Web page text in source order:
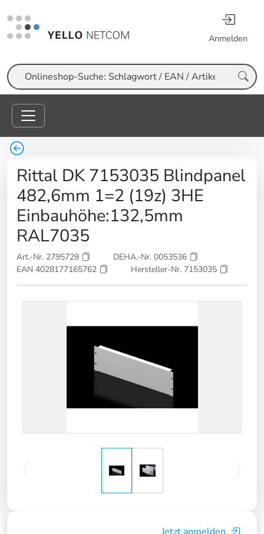
Anmelden
Suche
Rittal DK 7153035 Blindpanel
482,6mm 1=2 (19z) 3HE
Einbauhöhe:132,5mm
RAL7035
Art.-Nr. 2795729
DEHA.-Nr. 0053536
EAN 4028177165762
Hersteller-Nr. 7153035